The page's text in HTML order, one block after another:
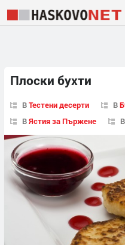
Плоски бухти
ВТестени десерти В
ВЯстия за Пържене В